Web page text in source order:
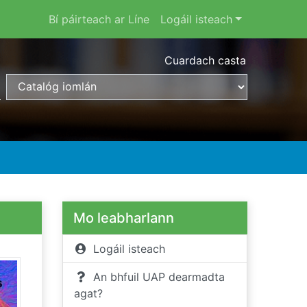
Bí páirteach ar Líne Logáil isteach
Cuardach casta
Mo leabharlann
Logáil isteach
An bhfuil UAP dearmadta
agat?